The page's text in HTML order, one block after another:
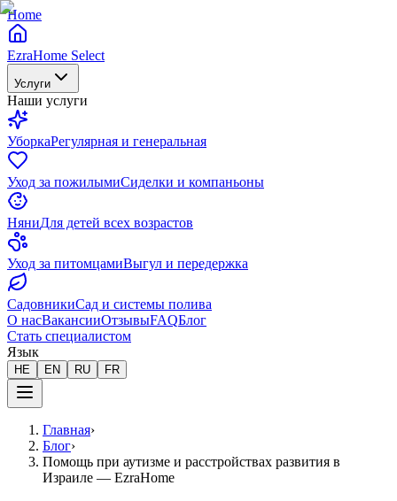
Home
EzraHome Select
Услуги
Наши услуги
УборкаРегулярная и генеральная
Уход за пожилымиСиделки и компаньоны
НяниДля детей всех возрастов
Уход за питомцамиВыгул и передержка
СадовникиСад и системы полива
О насВакансииОтзывыFAQБлог
Стать специалистом
Язык
HE EN RU FR
Главная›
Блог›
Помощь при аутизме и расстройствах развития в
Израиле — EzraHome